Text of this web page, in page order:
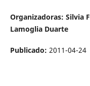
Organizadoras: Silvia
Lamoglia Duarte
Publicado: 2011-04-24